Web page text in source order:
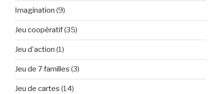
Imagination (9)
Jeu coopératif(35)
Jeu d'action (1)
Jeu de 7 familles (3)
Jeu de cartes (14)